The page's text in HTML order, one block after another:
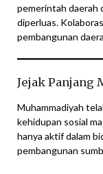
pemerintah daerah
diperluas.
pembangunan
Jejak Panjang
Muhammadiyah
kehidupan sosial
hanya aktif dalam
pembangunan